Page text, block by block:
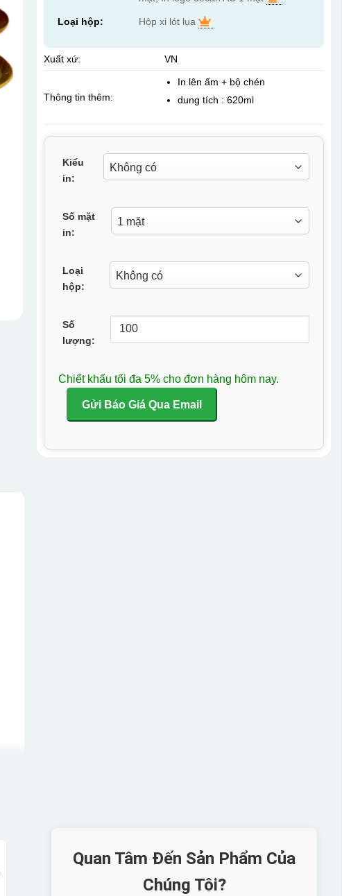
Loại hộp: Hộp xi lót lụa
Xuất xứ: VN
Thông tin thêm:
In lên ấm + bộ chén
dung tích : 620ml
Kiểu
in:
Số mặt
in:
Loại
hộp:
Số
lượng:
Chiết khấu tối đa 5% cho đơn hàng hôm nay.
Gửi Báo Giá Qua Email
Quan Tâm Đến Sản Phẩm Của
Chúng Tôi?